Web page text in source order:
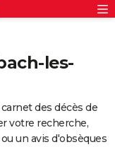
les-
des décès de
votre recherche,
un avis d'obsèques